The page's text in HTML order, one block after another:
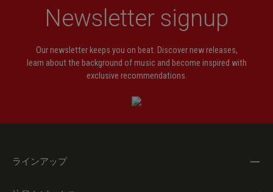
Newsletter signup
Our newsletter keeps you on beat. Discover new releases,
learn about the background of music and become inspired with
exclusive recommendations.
ラインアップ